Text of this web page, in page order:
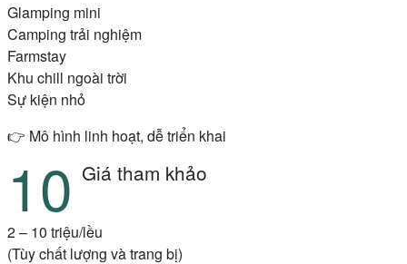
Glamping mini
Camping trải nghiệm
Farmstay
Khu chill ngoài trời
Sự kiện nhỏ
👉 Mô hình linh hoạt, dễ triển khai
Giá tham khảo
2 – 10 triệu/lều
(Tùy chất lượng và trang bị)